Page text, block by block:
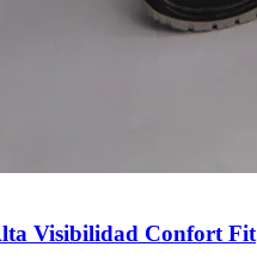
Visibilidad Confort Fit